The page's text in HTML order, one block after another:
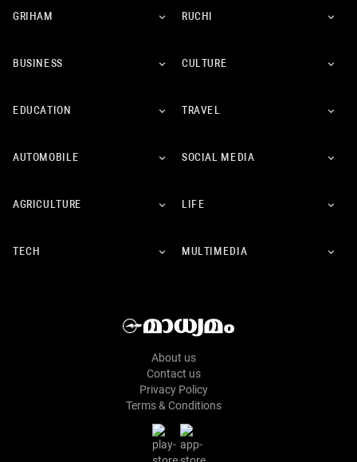
GRIHAM RUCHI
BUSINESS CULTURE
EDUCATION TRAVEL
AUTOMOBILE SOCIAL MEDIA
AGRICULTURE LIFE
TECH MULTIMEDIA
About us
Contact us
Privacy Policy
Terms & Conditions